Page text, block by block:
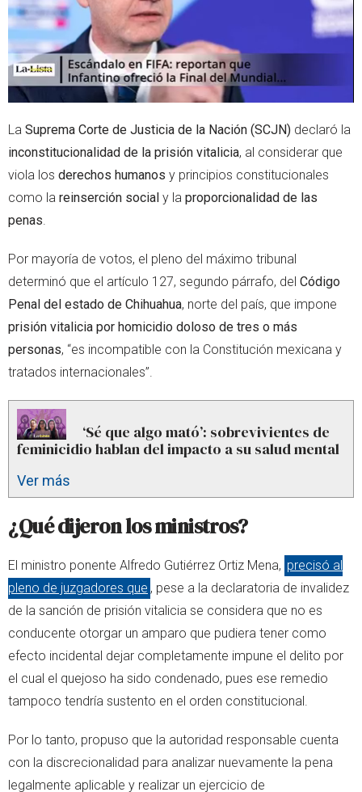
La Suprema Corte de Justicia de la Nación (SCJN) declaró la
inconstitucionalidad de la prisión vitalicia, al considerar que
viola los derechos humanos y principios constitucionales
como la reinserción social y la proporcionalidad de las
penas.
Por mayoría de votos, el pleno del máximo tribunal
determinó que el artículo 127, segundo párrafo, del Código
Penal del estado de Chihuahua, norte del país, que impone
prisión vitalicia por homicidio doloso de tres o más
personas, “es incompatible con la Constitución mexicana y
tratados internacionales”.
‘Sé que algo mató’: sobrevivientes de
feminicidio hablan del impacto a su salud mental
Ver más
¿Qué dijeron los ministros?
El ministro ponente Alfredo Gutiérrez Ortiz Mena, precisó al
pleno de juzgadores que , pese a la declaratoria de invalidez
de la sanción de prisión vitalicia se considera que no es
conducente otorgar un amparo que pudiera tener como
efecto incidental dejar completamente impune el delito por
el cual el quejoso ha sido condenado, pues ese remedio
tampoco tendría sustento en el orden constitucional.
Por lo tanto, propuso que la autoridad responsable cuenta
con la discrecionalidad para analizar nuevamente la pena
legalmente aplicable y realizar un ejercicio de